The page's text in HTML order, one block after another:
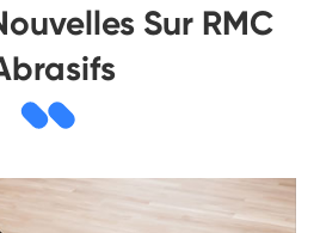
Sur RMC